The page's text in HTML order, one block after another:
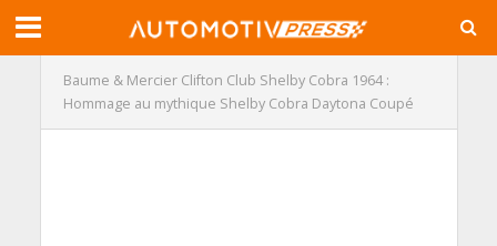
Baume & Mercier Clifton Club Shelby Cobra 1964 :
Hommage au mythique Shelby Cobra Daytona Coupé